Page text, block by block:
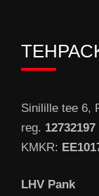
Sinilille tee 6,
reg. 12732197
KMKR:
LHV Pank